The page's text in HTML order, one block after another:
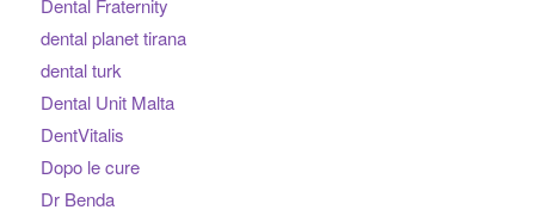
dental planet tirana
dental turk
Dental Unit Malta
DentVitalis
Dopo le cure
Dr Benda